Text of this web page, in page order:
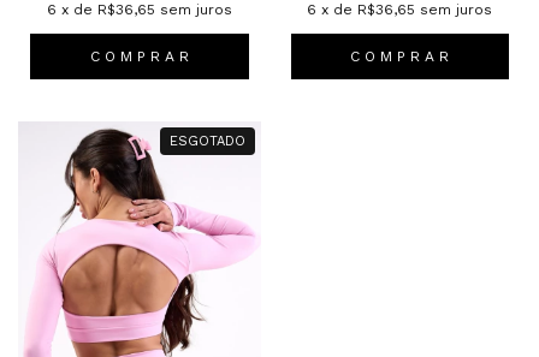
6 x de R$36,65 sem juros
C O M P R A R
6 x de R$36,65 sem juros
C O M P R A R
ESGOTADO